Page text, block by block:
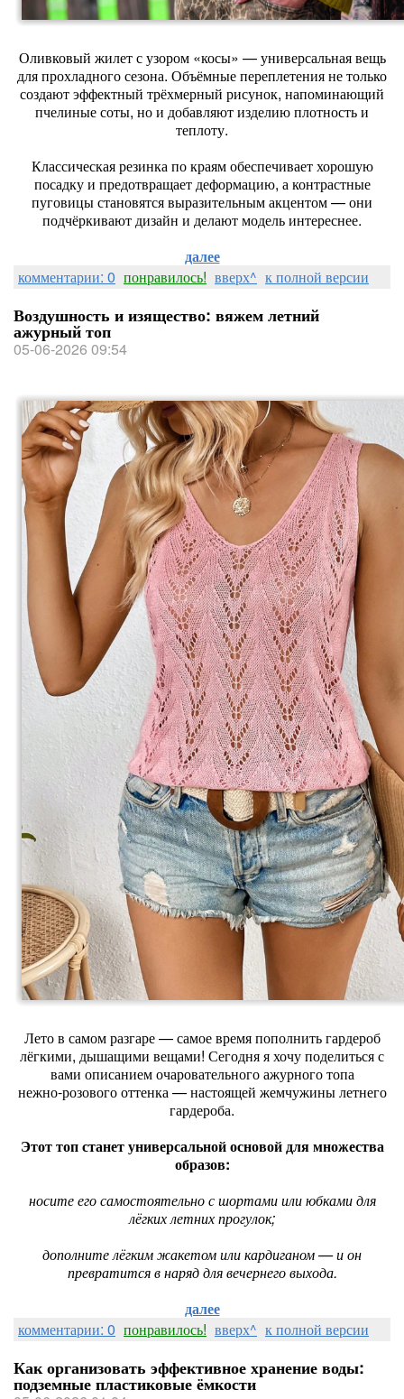
Оливковый жилет с узором «косы» — универсальная вещь
для прохладного сезона. Объёмные переплетения не только
создают эффектный трёхмерный рисунок, напоминающий
пчелиные соты, но и добавляют изделию плотность и
теплоту.
Классическая резинка по краям обеспечивает хорошую
посадку и предотвращает деформацию, а контрастные
пуговицы становятся выразительным акцентом — они
подчёркивают дизайн и делают модель интереснее.
далее
комментарии: 0 понравилось! вверх^ к полной версии
Воздушность и изящество: вяжем летний
ажурный топ
05-06-2026 09:54
Лето в самом разгаре — самое время пополнить гардероб
лёгкими, дышащими вещами! Сегодня я хочу поделиться с
вами описанием очаровательного ажурного топа
нежно‑розового оттенка — настоящей жемчужины летнего
гардероба.
Этот топ станет универсальной основой для множества
образов:
носите его самостоятельно с шортами или юбками для
лёгких летних прогулок;
дополните лёгким жакетом или кардиганом — и он
превратится в наряд для вечернего выхода.
далее
комментарии: 0 понравилось! вверх^ к полной версии
Как организовать эффективное хранение воды:
подземные пластиковые ёмкости